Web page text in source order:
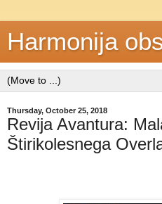
Harmonija
Thursday, October 25, 2018
Revija Avantura:
Štirikolesnega